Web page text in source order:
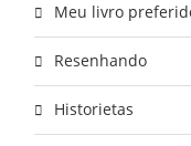
Meu livro
Resenhando
Historietas